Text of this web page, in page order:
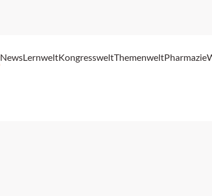
NewsLernweltKongressweltThemenweltPharmazie